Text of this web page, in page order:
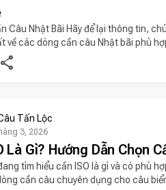
Câu Nhật Bãi Hãy để lại thông tin,
về các dòng cần câu Nhật bãi phù
share
Tấn Lộc
3, 2026
Là Gì? Hướng Dẫn Chọn
tìm hiểu cần ISO là gì và có phù
cần câu chuyên dụng cho câu